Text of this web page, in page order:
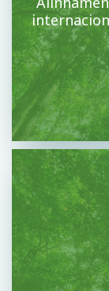
Segunda
político